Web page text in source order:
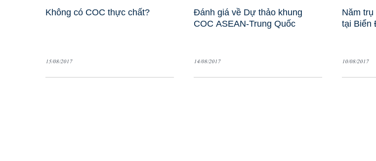
Không có COC thực chất?
15/08/2017
Đánh giá về Dự thảo khung
COC ASEAN-Trung Quốc
14/08/2017
Năm
tại Biển
10/08/2017